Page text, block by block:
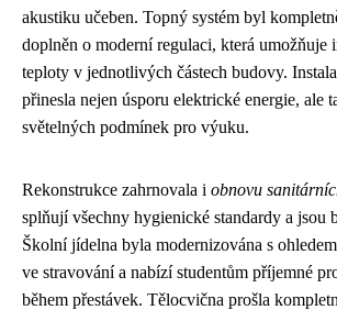
akustiku učeben. Topný systém byl
doplněn o moderní regulaci, která umožňuje
teploty v jednotlivých částech budovy.
přinesla nejen úsporu elektrické energie, ale
světelných podmínek pro výuku.
Rekonstrukce zahrnovala i obnovu
splňují všechny hygienické standardy a jsou
Školní jídelna byla modernizována s
ve stravování a nabízí studentům příjemné
během přestávek. Tělocvična prošla